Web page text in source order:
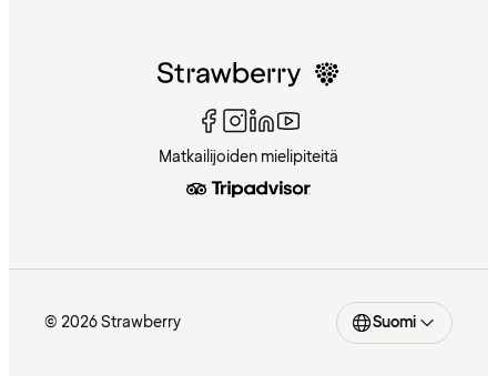
Matkailijoiden mielipiteitä
© 2026 Strawberry Suomi